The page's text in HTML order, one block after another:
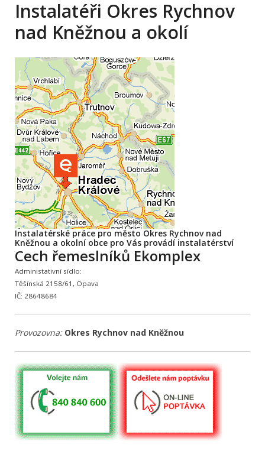
Instalatéři Okres Rychnov
nad Kněžnou a okolí
Instalatérské práce pro město Okres Rychnov nad
Kněžnou a okolní obce pro Vás provádí instalatérství
Cech řemeslníků Ekomplex
Administativní sídlo:
Těšínská 2158/61, Opava
IČ: 28648684
Provozovna: Okres Rychnov nad Kněžnou